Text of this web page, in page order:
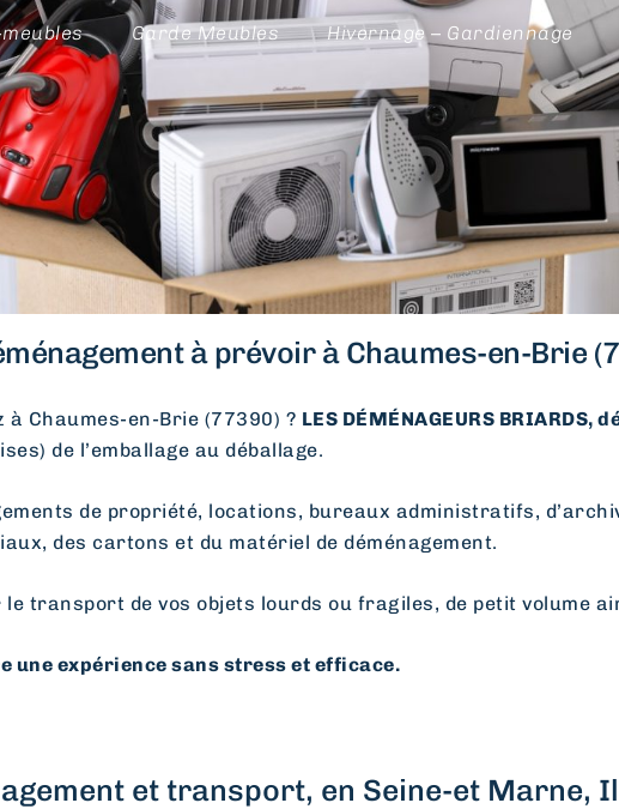
Garde Meubles Hivernage – Gardiennage
à prévoir à Chaumes-en-Brie
à Chaumes-en-Brie (77390) ? LES DÉMÉNAGEURS
de l’emballage au déballage.
de propriété, locations, bureaux administratifs,
des cartons et du matériel de déménagement.
transport de vos objets lourds ou fragiles, de petit volume
une expérience sans stress et efficace.
et transport, en Seine-et Marne,